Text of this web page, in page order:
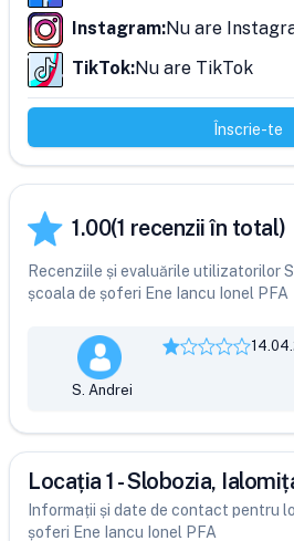
Instagram:Nu are
TikTok:Nu are TikTok
Înscrie-te
1.00(1 recenzii în total)
Recenziile și evaluările utilizatorilor
școala de șoferi Ene Iancu Ionel PFA
S. Andrei
Locația 1 - Slobozia,
Informații și date de contact pentru
șoferi Ene Iancu Ionel PFA